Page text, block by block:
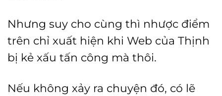
Nhưng suy cho cùng thì nhược điểm
trên chỉ xuất hiện khi Web của Thịnh
bị kẻ xấu tấn công mà thôi.
Nếu không xảy ra chuyện đó, có lẽ